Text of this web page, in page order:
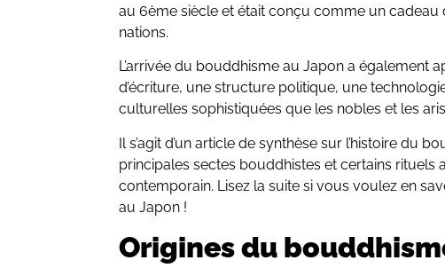
au 6ème siècle et était conçu comme un cadeau
nations.
L’arrivée du bouddhisme au Japon a également
d’écriture, une structure politique, une
culturelles sophistiquées que les nobles et les
Il s’agit d’un article de synthèse sur l’histoire du
principales sectes bouddhistes et certains rituels
contemporain. Lisez la suite si vous voulez en
au Japon !
Origines du